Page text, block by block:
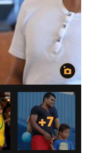
+7